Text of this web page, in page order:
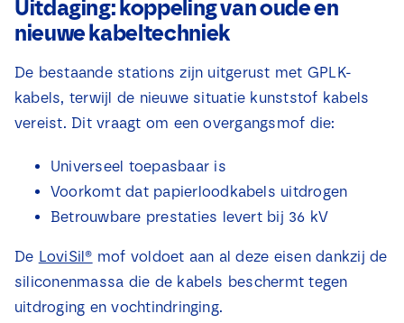
Uitdaging: koppeling van oude en
nieuwe kabeltechniek
De bestaande stations zijn uitgerust met GPLK-
kabels, terwijl de nieuwe situatie kunststof kabels
vereist. Dit vraagt om een overgangsmof die:
Universeel toepasbaar is
Voorkomt dat papierloodkabels uitdrogen
Betrouwbare prestaties levert bij 36 kV
De LoviSil® mof voldoet aan al deze eisen dankzij de
siliconenmassa die de kabels beschermt tegen
uitdroging en vochtindringing.